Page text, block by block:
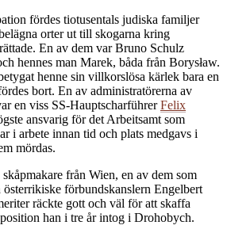
fördes tiotusentals judiska familjer
orter ut till skogarna kring
En av dem var Bruno Schulz
hennes man Marek, båda från Borysław.
henne sin villkorslösa kärlek bara en
bort. En av administratörerna av
en viss SS-HauptscharführerFelix
ansvarig för det Arbeitsamt som
i arbete innan tid och plats medgavs i
mördas.
från Wien, en av dem som
österrikiske förbundskanslern Engelbert
räckte gott och väl för att skaffa
han i tre år intog i Drohobych.